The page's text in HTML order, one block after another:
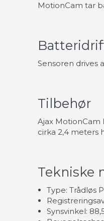
MotionCam tar
Sensoren drives
Tilbehør
Ajax
cirka 2,4 meters
Tekniske
Type: Trådløs
Synsvinkel: